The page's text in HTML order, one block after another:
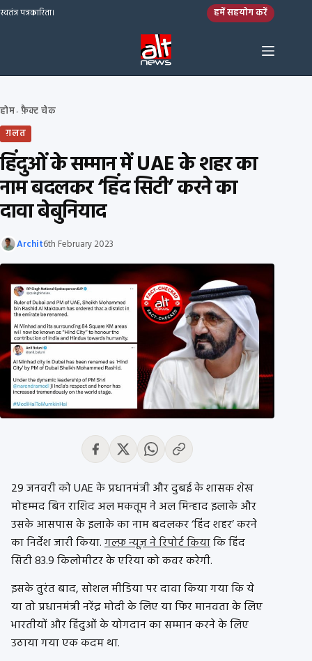
Skip to content
स्वतंत्र पत्रकारिता। हमें सहयोग करें
होम› फ़ैक्ट चेक
ग़लत
हिंदुओं के सम्मान में UAE के शहर का
नाम बदलकर ‘हिंद सिटी’ करने का
दावा बेबुनियाद
Archit6th February 2023
29 जनवरी को UAE के प्रधानमंत्री और दुबई के शासक शेख
मोहम्मद बिन राशिद अल मकतूम ने अल मिन्हाद इलाके और
उसके आसपास के इलाके का नाम बदलकर ‘हिंद शहर’ करने
का निर्देश जारी किया.गल्फ़ न्यूज़ ने रिपोर्ट कियाकि हिंद
सिटी 83.9 किलोमीटर के एरिया को कवर करेगी.
इसके तुरंत बाद, सोशल मीडिया पर दावा किया गया कि ये
या तो प्रधानमंत्री नरेंद्र मोदी के लिए या फिर मानवता के लिए
भारतीयों और हिंदुओं के योगदान का सम्मान करने के लिए
उठाया गया एक कदम था.